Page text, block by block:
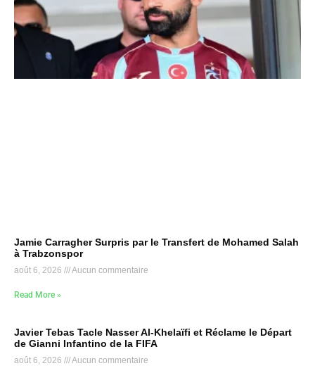
Jamie Carragher Surpris par le Transfert de Mohamed Salah
à Trabzonspor
août 6, 2026 Aucun commentaire
Read More »
Javier Tebas Tacle Nasser Al-Khelaïfi et Réclame le Départ
de Gianni Infantino de la FIFA
août 6, 2026 Aucun commentaire